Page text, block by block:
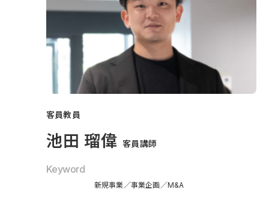
客員教員
池田 瑠偉 客員講師
Keyword
新規事業 事業企画 M&A